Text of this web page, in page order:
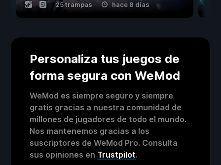
25 trampas hace 8 días
Personaliza tus juegos de
forma segura con WeMod
WeMod es siempre seguro y siempre
gratis gracias a nuestra comunidad de
millones de jugadores de todo el mundo.
Nos mantenemos gracias a los
suscriptores de WeMod Pro. Consulta
sus opiniones en Trustpilot.